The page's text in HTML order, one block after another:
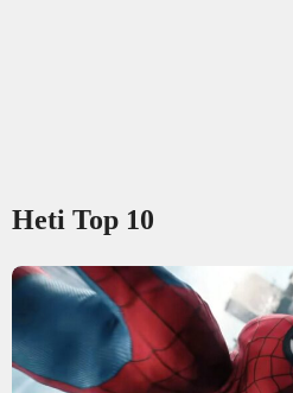
Heti Top 10